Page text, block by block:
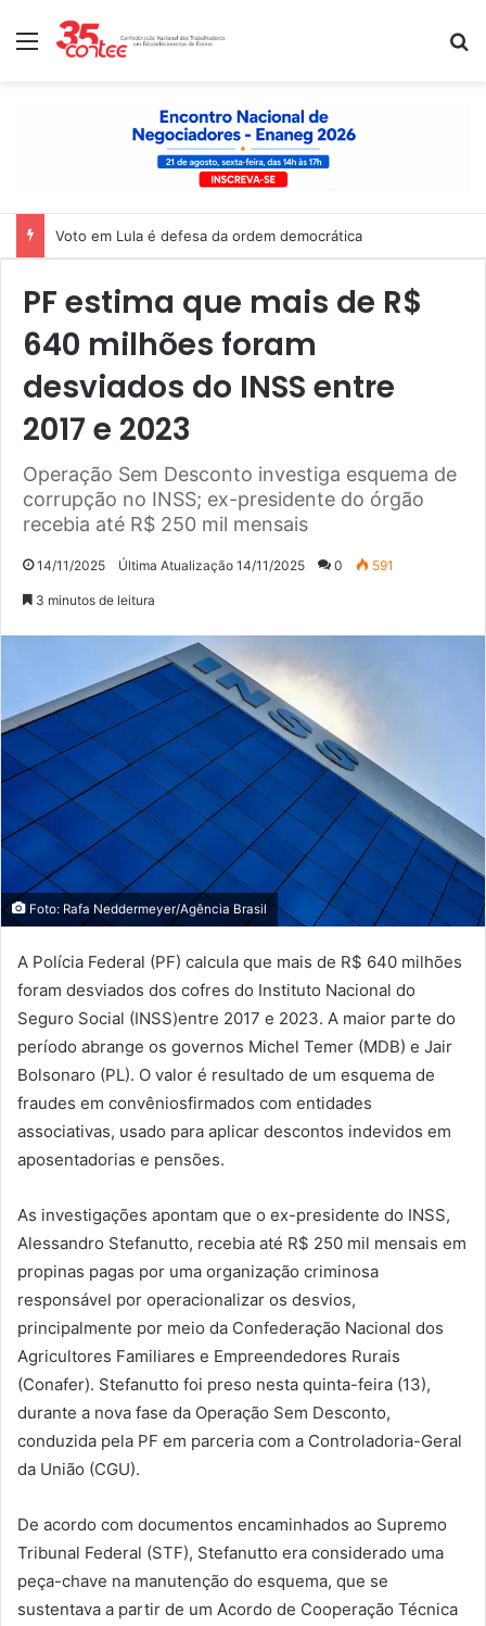
Menu
Voto em Lula é defesa da ordem democrática
PF estima que mais de R$
640 milhões foram
desviados do INSS entre
2017 e 2023
Operação Sem Desconto investiga esquema de
corrupção no INSS; ex-presidente do órgão
recebia até R$ 250 mil mensais
14/11/2025 Última Atualização 14/11/2025 0 591
3 minutos de leitura
Foto: Rafa Neddermeyer/Agência Brasil
A Polícia Federal (PF) calcula que mais de R$ 640 milhões
foram desviados dos cofres do Instituto Nacional do
Seguro Social (INSS)entre 2017 e 2023. A maior parte do
período abrange os governos Michel Temer (MDB) e Jair
Bolsonaro (PL). O valor é resultado de um esquema de
fraudes em convêniosfirmados com entidades
associativas, usado para aplicar descontos indevidos em
aposentadorias e pensões.
As investigações apontam que o ex-presidente do INSS,
Alessandro Stefanutto, recebia até R$ 250 mil mensais em
propinas pagas por uma organização criminosa
responsável por operacionalizar os desvios,
principalmente por meio da Confederação Nacional dos
Agricultores Familiares e Empreendedores Rurais
(Conafer). Stefanutto foi preso nesta quinta-feira (13),
durante a nova fase da Operação Sem Desconto,
conduzida pela PF em parceria com a Controladoria-Geral
da União (CGU).
De acordo com documentos encaminhados ao Supremo
Tribunal Federal (STF), Stefanutto era considerado uma
peça-chave na manutenção do esquema, que se
sustentava a partir de um Acordo de Cooperação Técnica